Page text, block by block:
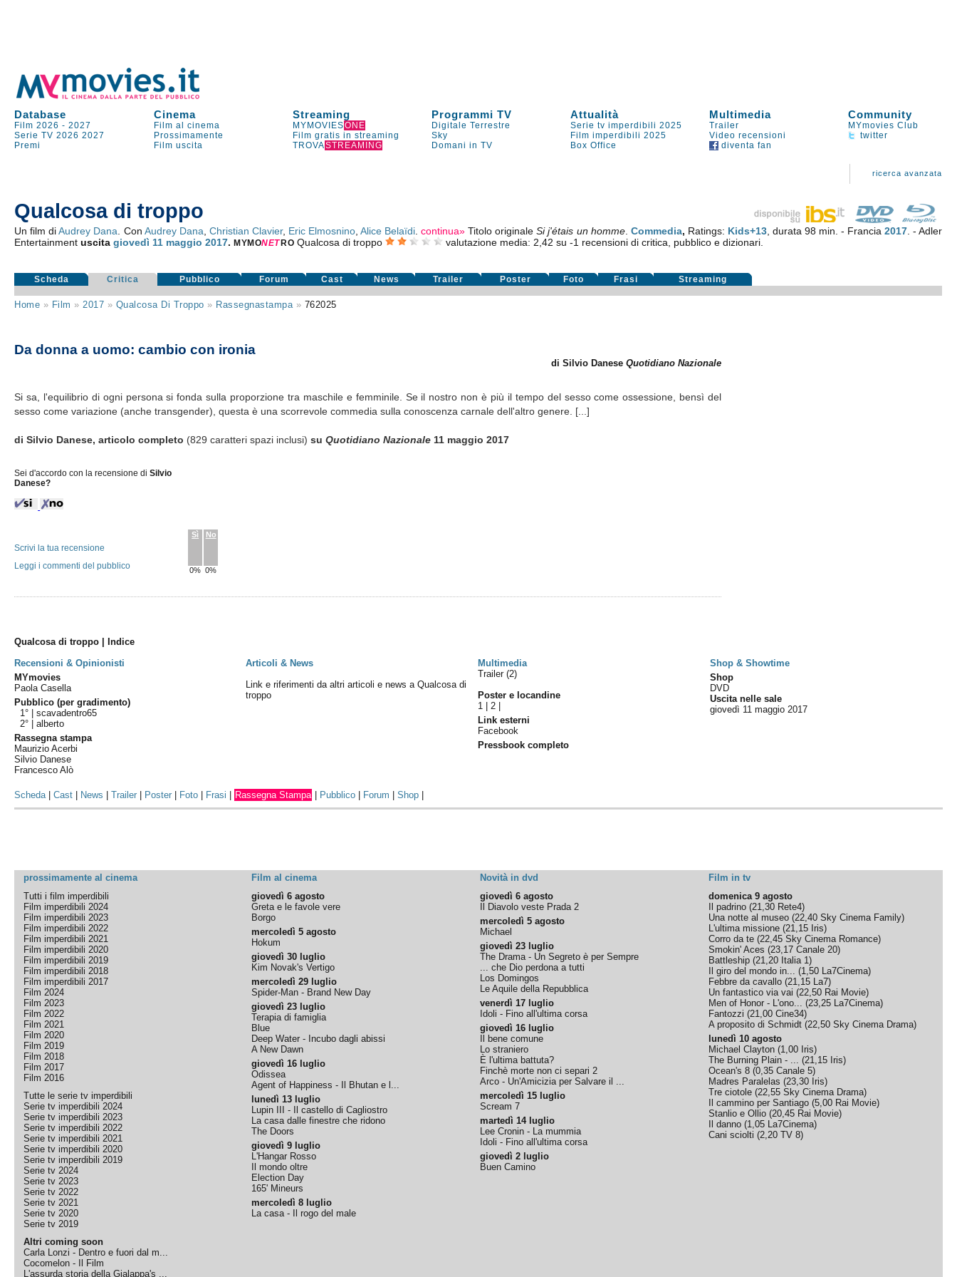
Database Cinema Streaming Programmi TV Attualità Multimedia Community
Film 2026 -2027 Film al cinema MYMOVIESONE Digitale Terrestre Serie tv imperdibili 2025 Trailer
MYmovies Club
Serie TV 2026 2027 Prossimamente Film gratis in streaming Sky Film imperdibili 2025 Video recensioni
twitter
Premi
Film uscita TROVASTREAMING Domani in TV Box Office diventa fan
ricerca avanzata
Qualcosa di troppo
Un film diAudrey Dana . Con Audrey Dana Christian Clavier, Eric Elmosnino,Alice Belaïdi .continua» Titolo originaleSi j'étais un homme. Commedia, Ratings: Kids+13, durata 98 min. - Francia2017 . - Adler
Entertainmentuscitagiovedì 11 maggio 2017.MYMONET RO Qualcosa di troppo valutazione media: 2,42 su -1 recensioni di critica, pubblico e dizionari.
Scheda Critica Pubblico Forum Cast News Trailer Poster Foto Frasi Streaming
Home » Film » 2017 » Qualcosa Di Troppo » Rassegnastampa» 762025
Da donna a uomo: cambio con ironia
di Silvio DaneseQuotidiano Nazionale
Si sa, l'equilibrio di ogni persona si fonda sulla proporzione tra maschile e femminile. Se il nostro non è più il tempo del sesso come ossessione, bensì del
sesso come variazione (anche transgender), questa è una scorrevole commedia sulla conoscenza carnale dell'altro genere. [...]
di Silvio Danese, articolo completo (829 caratteri spazi inclusi)suQuotidiano Nazionale 11 maggio 2017
Sei d'accordo con la recensione diSilvio
Danese?
Sì
0%
No
0%
Scrivi la tua recensione
Leggi i commenti del pubblico
Qualcosa di troppo | Indice
Recensioni & Opinionisti
Articoli & News Multimedia
Shop & Showtime
MYmovies
Paola Casella
Pubblico (per gradimento)
1° |scavadentro65
2° |alberto
Rassegna stampa
Maurizio Acerbi
Silvio Danese
Francesco Alò
Link e riferimenti da altri articoli e news a Qualcosa di
troppo
Trailer (2)
Poster e locandine
1 |2
Link esterni
Facebook
Pressbook completo
Shop
DVD
Uscita nelle sale
giovedì 11 maggio 2017
Scheda|Cast News |Trailer Poster Foto Frasi Rassegna Stampa Pubblico Forum |Shop
prossimamente al cinema Film al cinema Novità in dvd
Film in tv
Tutti i film imperdibili
Film imperdibili 2024
Film imperdibili 2023
Film imperdibili 2022
Film imperdibili 2021
Film imperdibili 2020
Film imperdibili 2019
Film imperdibili 2018
Film imperdibili 2017
Film 2024
Film 2023
Film 2022
Film 2021
Film 2020
Film 2019
Film 2018
Film 2017
Film 2016
Tutte le serie tv imperdibili
Serie tv imperdibili 2024
Serie tv imperdibili 2023
Serie tv imperdibili 2022
Serie tv imperdibili 2021
Serie tv imperdibili 2020
Serie tv imperdibili 2019
Serie tv 2024
Serie tv 2023
Serie tv 2022
Serie tv 2021
Serie tv 2020
Serie tv 2019
Altri coming soon
Carla Lonzi - Dentro e fuori dal m...
Cocomelon - Il Film
L'assurda storia della Gialappa's ...
giovedì 6 agosto
Greta e le favole vere
Borgo
mercoledì 5 agosto
Hokum
giovedì 30 luglio
Kim Novak's Vertigo
mercoledì 29 luglio
Spider-Man - Brand New Day
giovedì 23 luglio
Terapia di famiglia
Blue
Deep Water - Incubo dagli abissi
A New Dawn
giovedì 16 luglio
Odissea
Agent of Happiness - Il Bhutan e l...
lunedì 13 luglio
Lupin III - Il castello di Cagliostro
La casa dalle finestre che ridono
The Doors
giovedì 9 luglio
L'Hangar Rosso
Il mondo oltre
Election Day
165' Mineurs
mercoledì 8 luglio
La casa - Il rogo del male
giovedì 6 agosto
Il Diavolo veste Prada 2
mercoledì 5 agosto
Michael
giovedì 23 luglio
The Drama - Un Segreto è per Sempre
... che Dio perdona a tutti
Los Domingos
Le Aquile della Repubblica
venerdì 17 luglio
Idoli - Fino all'ultima corsa
giovedì 16 luglio
Il bene comune
Lo straniero
È l'ultima battuta?
Finchè morte non ci separi 2
Arco - Un'Amicizia per Salvare il ...
mercoledì 15 luglio
Scream 7
martedì 14 luglio
Lee Cronin - La mummia
Idoli - Fino all'ultima corsa
giovedì 2 luglio
Buen Camino
domenica 9 agosto
Il padrino (21,30 Rete4)
Una notte al museo (22,40 Sky Cinema Family)
L'ultima missione (21,15 Iris)
Corro da te (22,45 Sky Cinema Romance)
Smokin' Aces (23,17 Canale 20)
Battleship (21,20 Italia 1)
Il giro del mondo in... (1,50 La7Cinema)
Febbre da cavallo (21,15 La7)
Un fantastico via vai (22,50 Rai Movie)
Men of Honor - L'ono... (23,25 La7Cinema)
Fantozzi (21,00 Cine34)
A proposito di Schmidt (22,50 Sky Cinema Drama)
lunedì 10 agosto
Michael Clayton (1,00 Iris)
The Burning Plain - ... (21,15 Iris)
Ocean's 8 (0,35 Canale 5)
Madres Paralelas (23,30 Iris)
Tre ciotole (22,55 Sky Cinema Drama)
Il cammino per Santiago (5,00 Rai Movie)
Stanlio e Ollio (20,45 Rai Movie)
Il danno (1,05 La7Cinema)
Cani sciolti (2,20 TV 8)